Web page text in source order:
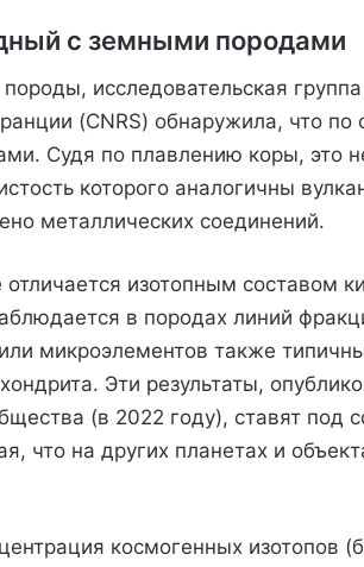
с земными породами
исследовательская
(CNRS) обнаружила, что
Судя по плавлению коры, это
которого аналогичны
металлических соединений.
изотопным составом
в породах линий
микроэлементов также
Эти результаты,
(в 2022 году), ставят под
что на других планетах и
космогенных изотопов